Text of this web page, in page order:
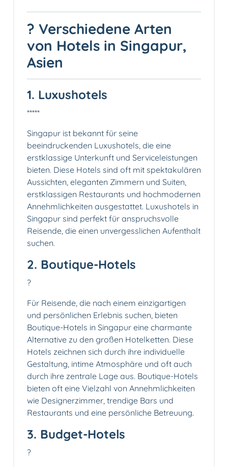
? Verschiedene Arten
von Hotels in Singapur,
Asien
1. Luxushotels
*****
Singapur ist bekannt für seine
beeindruckenden Luxushotels, die eine
erstklassige Unterkunft und Serviceleistungen
bieten. Diese Hotels sind oft mit spektakulären
Aussichten, eleganten Zimmern und Suiten,
erstklassigen Restaurants und hochmodernen
Annehmlichkeiten ausgestattet. Luxushotels in
Singapur sind perfekt für anspruchsvolle
Reisende, die einen unvergesslichen Aufenthalt
suchen.
2. Boutique-Hotels
?
Für Reisende, die nach einem einzigartigen
und persönlichen Erlebnis suchen, bieten
Boutique-Hotels in Singapur eine charmante
Alternative zu den großen Hotelketten. Diese
Hotels zeichnen sich durch ihre individuelle
Gestaltung, intime Atmosphäre und oft auch
durch ihre zentrale Lage aus. Boutique-Hotels
bieten oft eine Vielzahl von Annehmlichkeiten
wie Designerzimmer, trendige Bars und
Restaurants und eine persönliche Betreuung.
3. Budget-Hotels
?